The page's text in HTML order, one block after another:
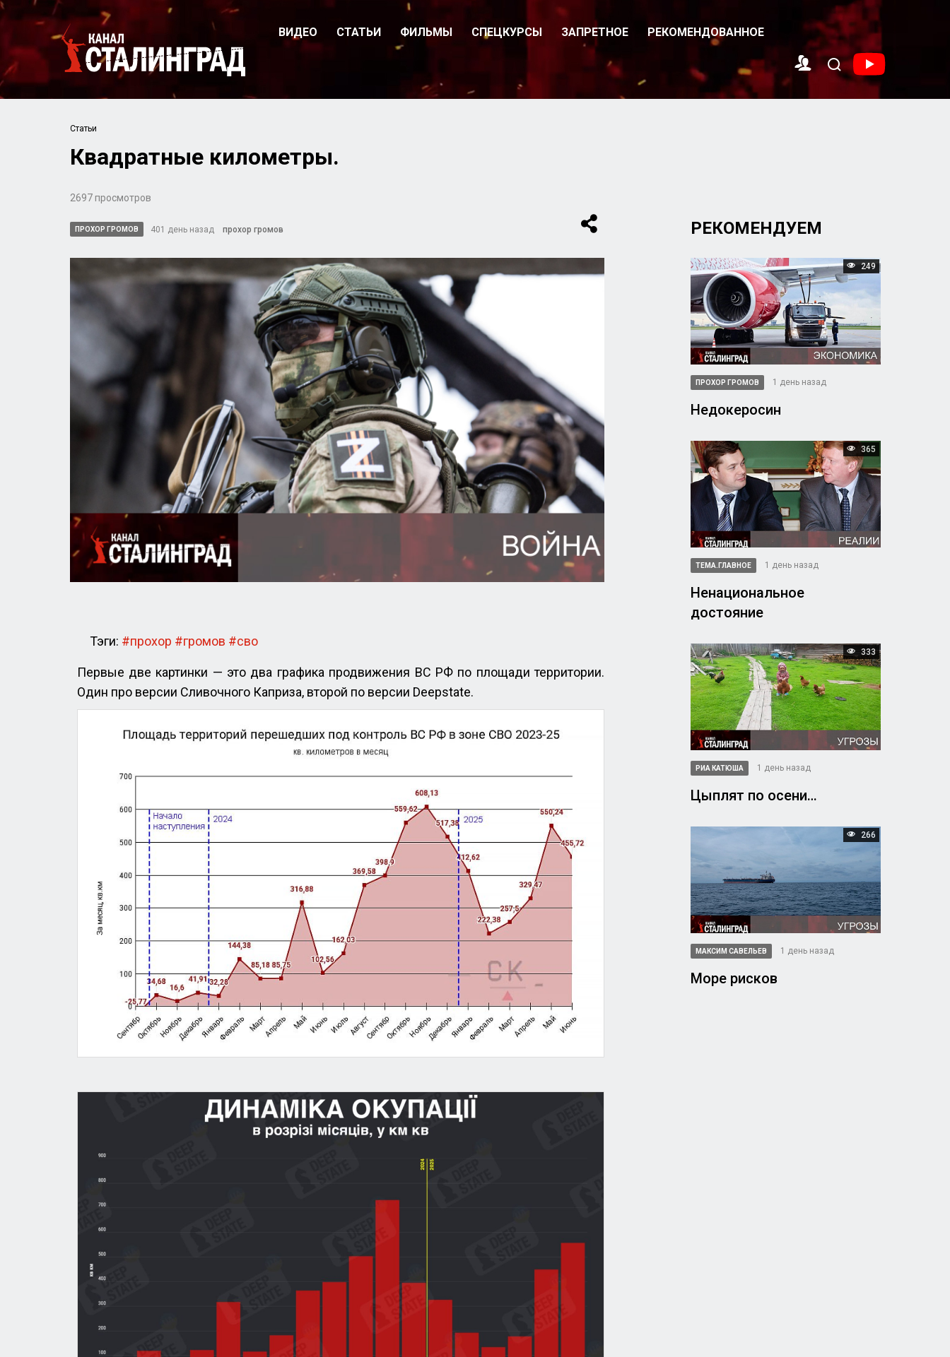
ВИДЕО СТАТЬИ ФИЛЬМЫ СПЕЦКУРСЫ ЗАПРЕТНОЕ РЕКОМЕНДОВАННОЕ
Статьи
Квадратные километры.
2697 просмотров
ПРОХОР ГРОМОВ 401 день назад прохор громов
Тэги: #прохор #громов #сво
Первые две картинки — это два графика продвижения ВС РФ по площади территории.
Один про версии Сливочного Каприза, второй по версии Deepstate.
РЕКОМЕНДУЕМ
249
ПРОХОР ГРОМОВ 1 день назад
Недокеросин
365
ТЕМА.ГЛАВНОЕ 1 день назад
Ненациональное
достояние
333
РИА КАТЮША 1 день назад
Цыплят по осени…
266
МАКСИМ САВЕЛЬЕВ 1 день назад
Море рисков